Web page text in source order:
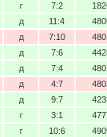
г 7:2
д 11:4
д 7:10
д 7:6
д 7:4
д 4:7
д 9:7
г 3:1
г 10:6